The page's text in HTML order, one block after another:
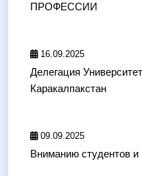
ПРОФЕССИИ
16.09.2025
Делегация
Каракалпакстан
09.09.2025
Вниманию студентов и